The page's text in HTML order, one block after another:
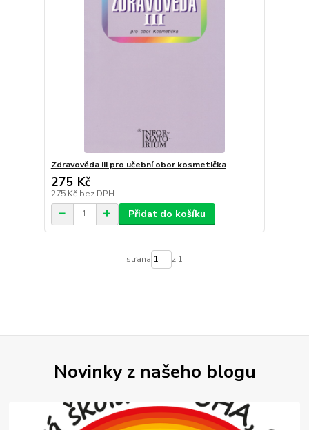
Zdravověda III pro učební obor kosmetička
275 Kč
275 Kč bez DPH
Přidat do košíku
strana z 1
Novinky z našeho blogu